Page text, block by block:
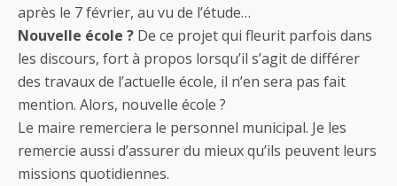
après le 7 février, au vu de l’étude…
Nouvelle école ? De ce projet qui fleurit parfois dans
les discours, fort à propos lorsqu’il s’agit de différer
des travaux de l’actuelle école, il n’en sera pas fait
mention. Alors, nouvelle école ?
Le maire remerciera le personnel municipal. Je les
remercie aussi d’assurer du mieux qu’ils peuvent leurs
missions quotidiennes.